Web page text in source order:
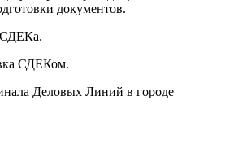
документов.
СДЕКом.
Деловых Линий в городе